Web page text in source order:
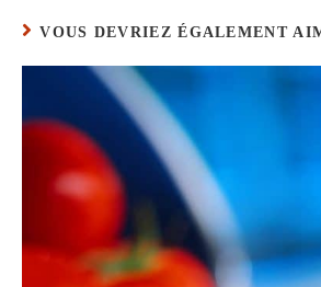
VOUS DEVRIEZ ÉGALEMENT